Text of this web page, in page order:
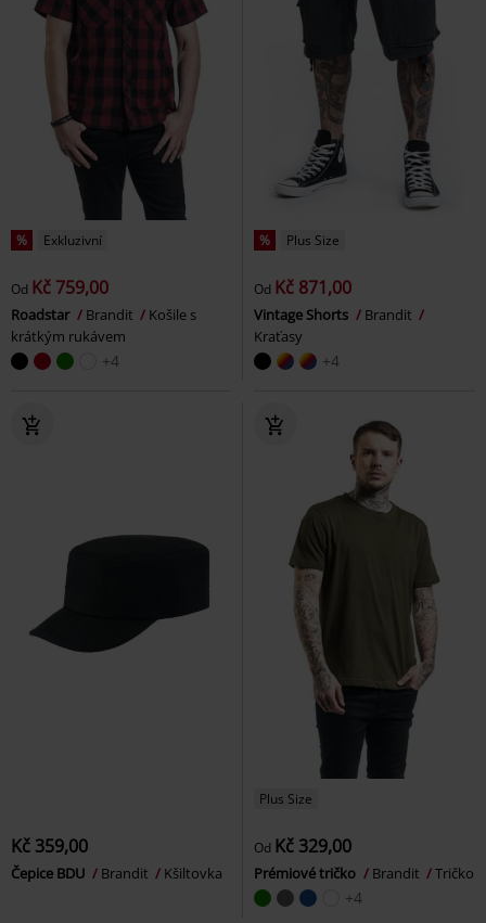
% Exkluzivní
Od Kč 759,00
Roadstar Brandit
Košile s
krátkým rukávem
+4
% Plus Size
Od Kč 871,00
Vintage Shorts
Brandit
Kraťasy
+4
Kč 359,00
Čepice BDU Brandit Kšiltovka
Plus Size
Od Kč 329,00
Prémiové tričko Brandit Tričko
+4